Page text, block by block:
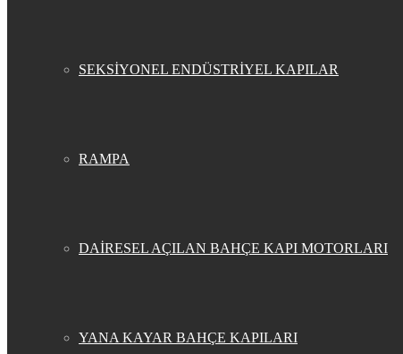
SEKSİYONEL ENDÜSTRİYEL KAPILAR
RAMPA
DAİRESEL AÇILAN BAHÇE KAPI MOTORLARI
YANA KAYAR BAHÇE KAPILARI